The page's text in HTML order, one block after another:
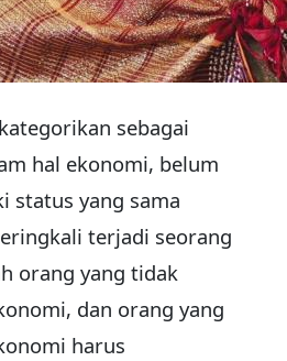
sebagai
hal ekonomi, belum
status yang sama
terjadi seorang
orang yang tidak
dan orang yang
harus